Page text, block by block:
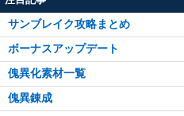
サンブレイク攻略まとめ
ボーナスアップデート
傀異化素材一覧
傀異錬成